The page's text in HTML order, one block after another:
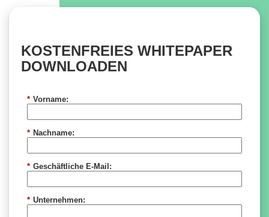
KOSTENFREIES WHITEPAPER
DOWNLOADEN
* Vorname:
* Nachname:
* Geschäftliche E-Mail:
* Unternehmen: